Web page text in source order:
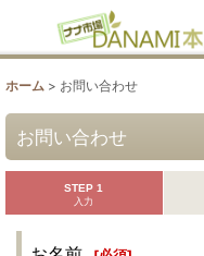
ホーム > お問い合わせ
お問い合わせ
STEP 1
入力